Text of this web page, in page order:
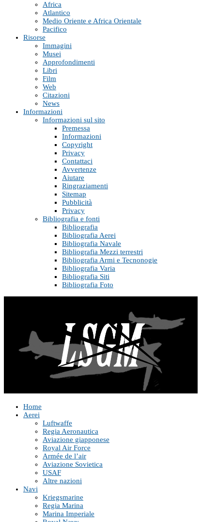
Africa
Atlantico
Medio Oriente e Africa Orientale
Pacifico
Risorse
Immagini
Musei
Approfondimenti
Libri
Film
Web
Citazioni
News
Informazioni
Informazioni sul sito
Premessa
Informazioni
Copyright
Privacy
Contattaci
Avvertenze
Aiutare
Ringraziamenti
Sitemap
Pubblicità
Privacy
Bibliografia e fonti
Bibliografia
Bibliografia Aerei
Bibliografia Navale
Bibliografia Mezzi terrestri
Bibliografia Armi e Tecnonogie
Bibliografia Varia
Bibliografia Siti
Bibliografia Foto
Home
Aerei
Luftwaffe
Regia Aeronautica
Aviazione giapponese
Royal Air Force
Armée de l’air
Aviazione Sovietica
USAF
Altre nazioni
Navi
Kriegsmarine
Regia Marina
Marina Imperiale